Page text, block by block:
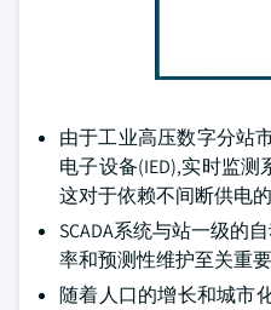
由于工业高压数字分站
电子设备(IED),实时监
这对于依赖不间断供电
SCADA系统与站一级的
率和预测性维护至关重
随着人口的增长和城市